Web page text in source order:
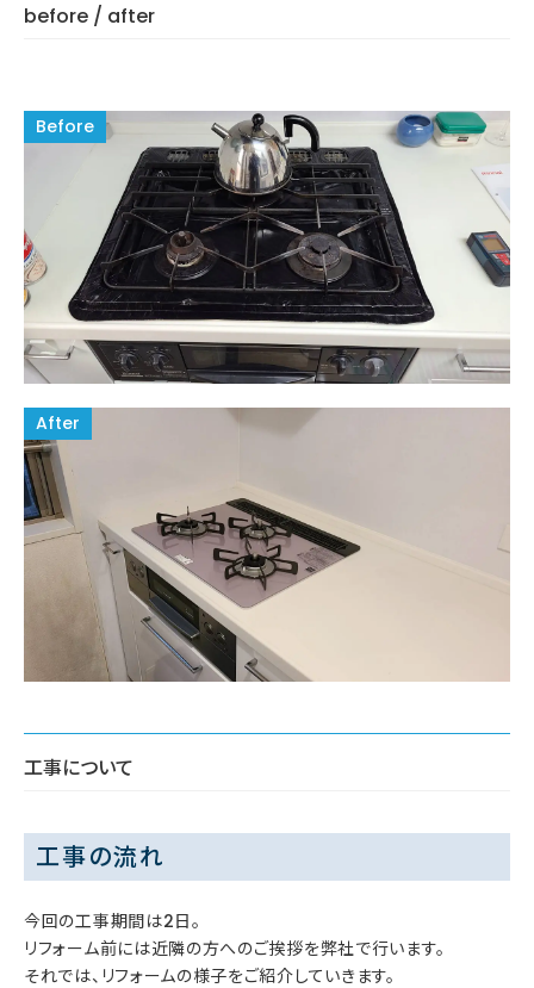
before / after
工事について
工事の流れ
今回の工事期間は2日。
リフォーム前には近隣の方へのご挨拶を弊社で行います。
それでは、リフォームの様子をご紹介していきます。